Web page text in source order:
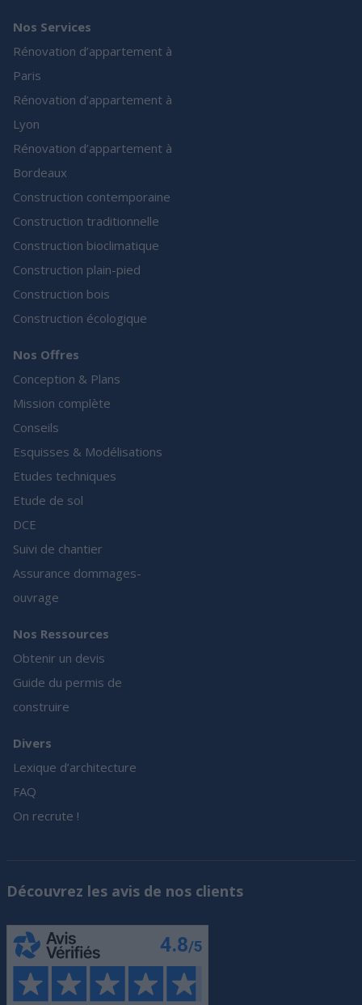
Nos Services
Rénovation d’appartement à
Paris
Rénovation d’appartement à
Lyon
Rénovation d’appartement à
Bordeaux
Construction contemporaine
Construction traditionnelle
Construction bioclimatique
Construction plain-pied
Construction bois
Construction écologique
Nos Offres
Conception & Plans
Mission complète
Conseils
Esquisses & Modélisations
Etudes techniques
Etude de sol
DCE
Suivi de chantier
Assurance dommages-
ouvrage
Nos Ressources
Obtenir un devis
Guide du permis de
construire
Divers
Lexique d’architecture
FAQ
On recrute !
Découvrez les avis de nos clients